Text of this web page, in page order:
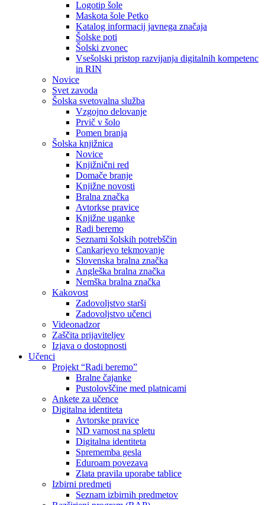
Logotip šole
Maskota šole Petko
Katalog informacij javnega značaja
Šolske poti
Šolski zvonec
Vsešolski pristop razvijanja digitalnih kompetenc
in RIN
Novice
Svet zavoda
Šolska svetovalna služba
Vzgojno delovanje
Prvič v šolo
Pomen branja
Šolska knjižnica
Novice
Knjižnični red
Domače branje
Knjižne novosti
Bralna značka
Avtorkse pravice
Knjižne uganke
Radi beremo
Seznami šolskih potrebščin
Cankarjevo tekmovanje
Slovenska bralna značka
Angleška bralna značka
Nemška bralna značka
Kakovost
Zadovoljstvo starši
Zadovoljstvo učenci
Videonadzor
Zaščita prijaviteljev
Izjava o dostopnosti
Učenci
Projekt “Radi beremo”
Bralne čajanke
Pustolovščine med platnicami
Ankete za učence
Digitalna identiteta
Avtorske pravice
ND varnost na spletu
Digitalna identiteta
Sprememba gesla
Eduroam povezava
Zlata pravila uporabe tablice
Izbirni predmeti
Seznam izbirnih predmetov